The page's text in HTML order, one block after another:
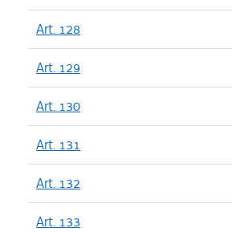
Art. 128
Art. 129
Art. 130
Art. 131
Art. 132
Art. 133